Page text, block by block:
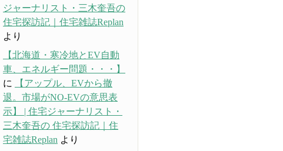
ジャーナリスト・三木奎吾の
住宅探訪記｜住宅雑誌Replan
より
【北海道・寒冷地とEV自動
車、エネルギー問題・・・】
に
【アップル、EVから撤
退。市場がNO-EVの意思表
示】 | 住宅ジャーナリスト・
三木奎吾の 住宅探訪記｜住
宅雑誌Replan より